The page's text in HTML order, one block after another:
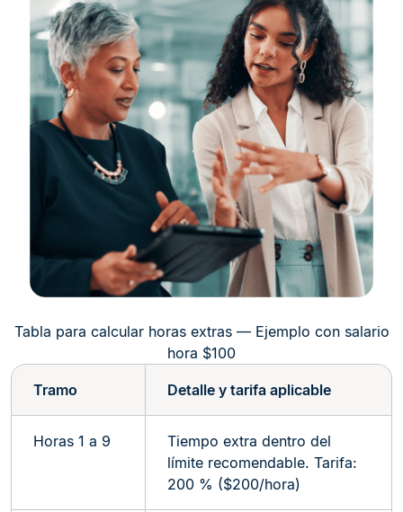
Tabla para calcular horas extras — Ejemplo con salario
hora $100
Tramo Detalle y tarifa aplicable
Horas 1 a 9
Tiempo extra dentro del
límite recomendable. Tarifa:
200 % ($200/hora)